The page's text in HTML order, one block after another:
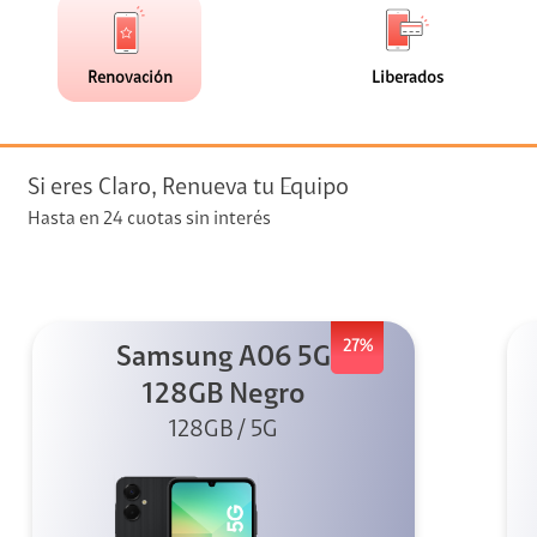
+ Telefonía
streaming
de
faceta
Renovación
(23)
faceta
Liberados
Si eres Claro, Renueva tu Equipo
Hasta en 24 cuotas sin interés
27%
Samsung A06 5G
128GB Negro
128GB / 5G